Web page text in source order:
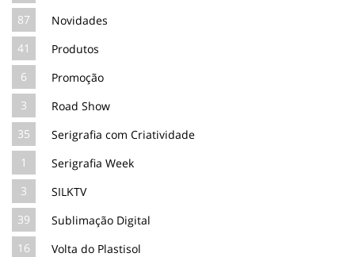
87
Novidades
41
Produtos
6
Promoção
3
Road Show
35
Serigrafia com Criatividade
1
Serigrafia Week
3
SILKTV
39
Sublimação Digital
16
Volta do Plastisol